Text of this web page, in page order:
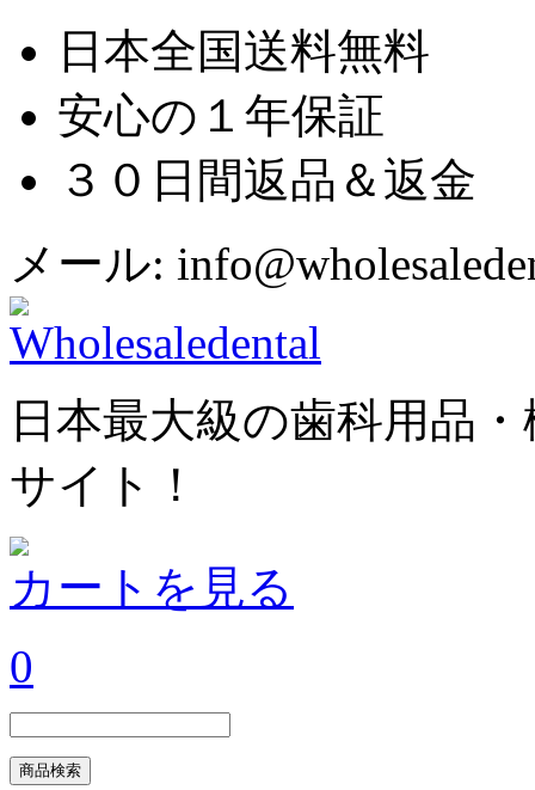
日本全国送料無料
安心の１年保証
３０日間返品＆返金
メール:
日本最大級の歯科用品
サイト！
カートを見る
0